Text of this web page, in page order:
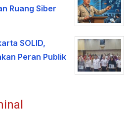
Ruang Siber
SOLID,
Peran Publik